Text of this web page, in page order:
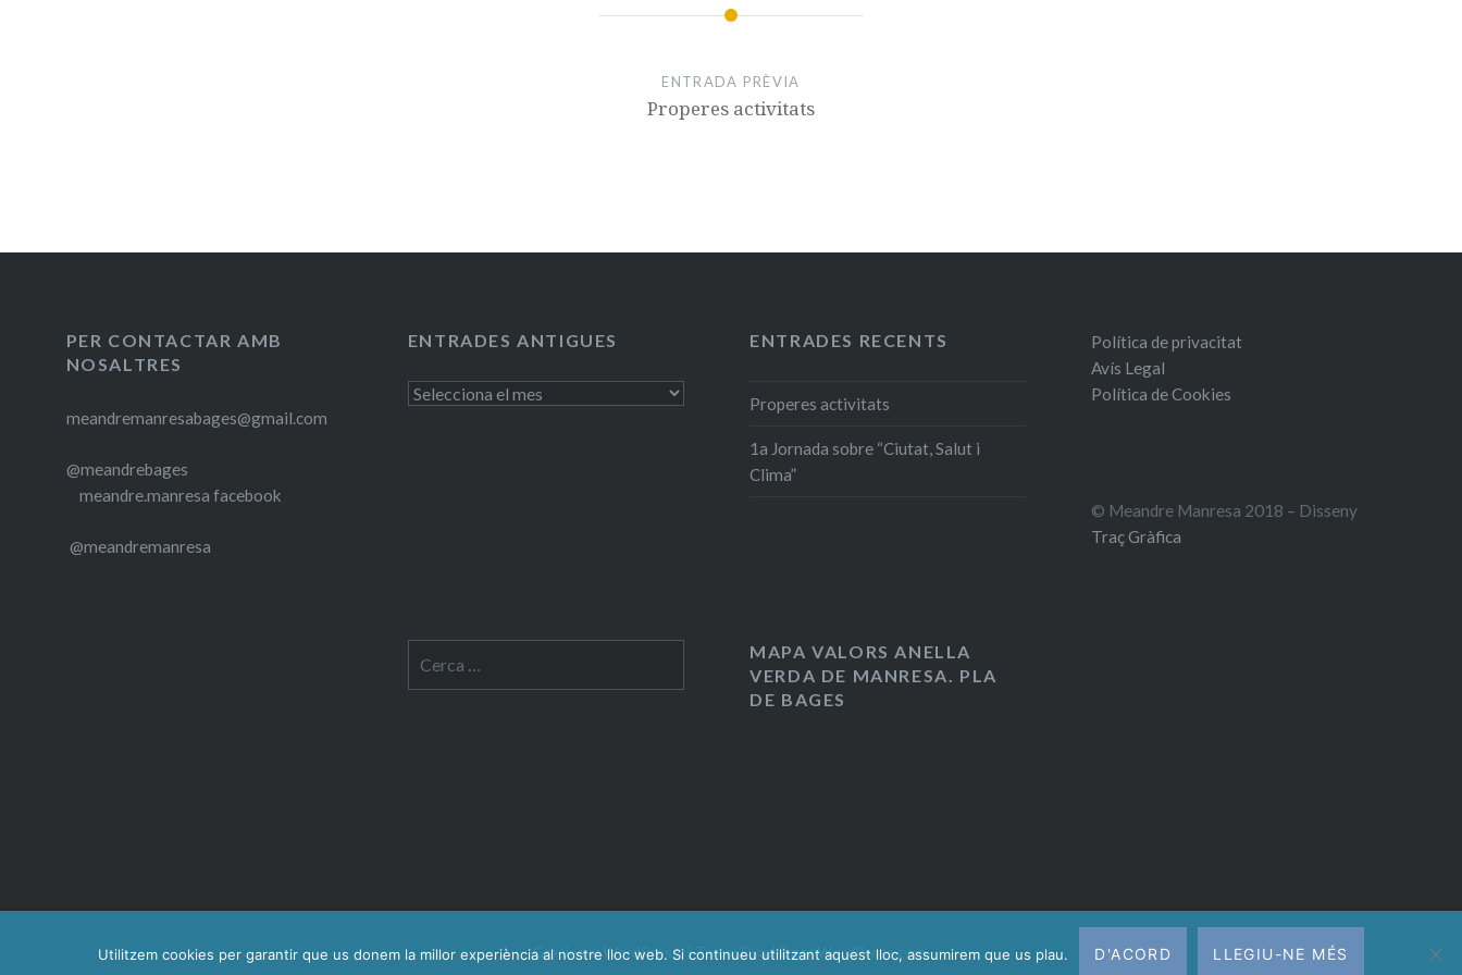
ENTRADA PRÈVIA
Properes activitats
PER CONTACTAR AMB
NOSALTRES
meandremanresabages@gmail.com
@meandrebages
meandre.manresa facebook
@meandremanresa
ENTRADES ANTIGUES
Entrades
ENTRADES RECENTS
Properes activitats
1a Jornada sobre “Ciutat, Salut i
Clima”
Política de privacitat
Avís Legal
Política de Cookies
© Meandre Manresa 2018 – Disseny
Traç Gràfica
MAPA VALORS ANELLA
VERDA DE MANRESA. PLA
DE BAGES
Gràcies al WordPress. |Tema: Dyad 2 perWordPress.com.
Utilitzem cookies per garantir que us donem la millor experiència al nostre lloc web. Si continueu utilitzant aquest lloc, assumirem que us plau. D'ACORD LLEGIU-NE MÉS